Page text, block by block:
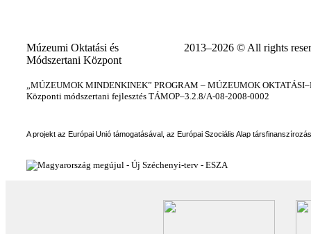
Múzeumi Oktatási és
Módszertani Központ
2013–2026 © All rights
„MÚZEUMOK MINDENKINEK” PROGRAM – MÚZEUMOK
Központi módszertani fejlesztés TÁMOP–3.2.8/A-08-2008-0002
A projekt az Európai Unió támogatásával, az Európai Szociális Alap